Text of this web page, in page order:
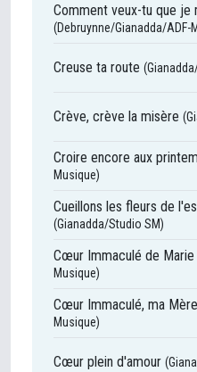
Comment veux-tu que je
(Debruynne/Gianadda/ADF-
Creuse ta route
Crève, crève la misère
Croire encore aux
Musique)
Cueillons les fleurs de
(Gianadda/Studio SM)
Cœur Immaculé de Marie
Musique)
Cœur Immaculé, ma Mère
Musique)
Cœur plein d'amour